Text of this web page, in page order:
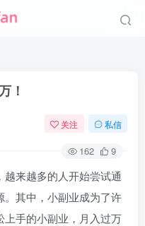
！
关注 私信
162 9
来越多的人开始尝试通
其中，小副业成为了许
上手的小副业，月入过万